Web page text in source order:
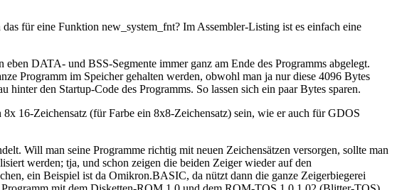
für eine Funktion new_system_fnt? Im Assembler-Listing ist es einfach eine
DATA- und BSS-Segmente immer ganz am Ende des Programms abgelegt.
Programm im Speicher gehalten werden, obwohl man ja nur diese 4096 Bytes
den Startup-Code des Programms. So lassen sich ein paar Bytes sparen.
16-Zeichensatz (für Farbe ein 8x8-Zeichensatz) sein, wie er auch für GDOS
Will man seine Programme richtig mit neuen Zeichensätzen versorgen, sollte man
werden; tja, und schon zeigen die beiden Zeiger wieder auf den
ein Beispiel ist da Omikron.BASIC, da nützt dann die ganze Zeigerbiegerei